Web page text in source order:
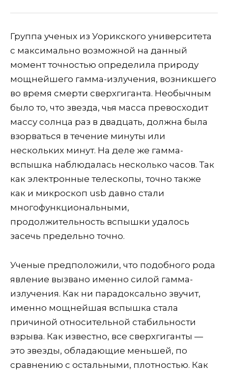
Группа ученых из Уорикского университета
с максимально возможной на данный
момент точностью определила природу
мощнейшего гамма-излучения, возникшего
во время смерти сверхгиганта. Необычным
было то, что звезда, чья масса превосходит
массу солнца раз в двадцать, должна была
взорваться в течение минуты или
нескольких минут. На деле же гамма-
вспышка наблюдалась несколько часов. Так
как электронные телескопы, точно также
как и микроскоп usb давно стали
многофункциональными,
продолжительность вспышки удалось
засечь предельно точно.
Ученые предположили, что подобного рода
явление вызвано именно силой гамма-
излучения. Как ни парадоксально звучит,
именно мощнейшая вспышка стала
причиной относительной стабильности
взрыва. Как известно, все сверхгиганты —
это звезды, обладающие меньшей, по
сравнению с остальными, плотностью. Как